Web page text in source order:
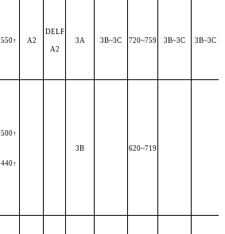
550↑ A2
DELF
A2
3A 3B~3C 720~759 3B~3C 3B~3C
500↑
440↑
3B 620~719